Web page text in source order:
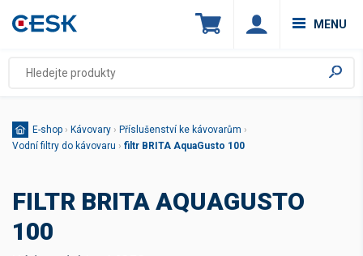
MENU
E-shop › Kávovary › Příslušenství ke kávovarům ›
Vodní filtry do kávovaru › filtr BRITA AquaGusto 100
FILTR BRITA AQUAGUSTO
100